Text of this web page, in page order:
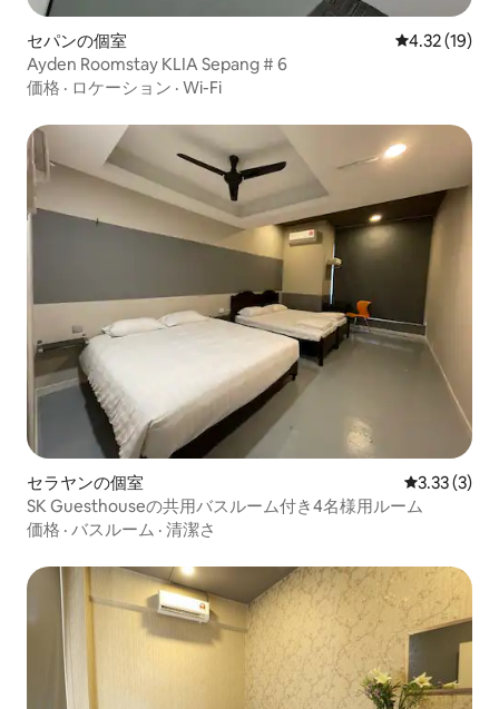
セパンの個室 レビュー19
4.32 (19)
Ayden Roomstay KLIA Sepang # 6
価格 · ロケーション · Wi-Fi
セラヤンの個室 レビュー3
3.33 (3)
SK Guesthouseの共用バスルーム付き4名様用ルーム
価格 · バスルーム · 清潔さ